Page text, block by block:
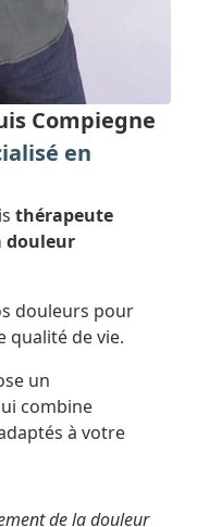
Compiegne
en
thérapeute
douleur
douleurs pour
qualité de vie.
un
combine
à votre
de la douleur